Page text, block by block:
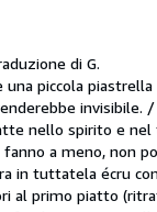
di G.
una piccola piastrella
nello spirito e
a meno, non
in tuttatela écru
al primo piatto